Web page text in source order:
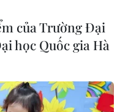
các kỹ sư của lực
đáng kể trong việc
cho các máy bay chiến
của Trường Đại
học Quốc gia Hà